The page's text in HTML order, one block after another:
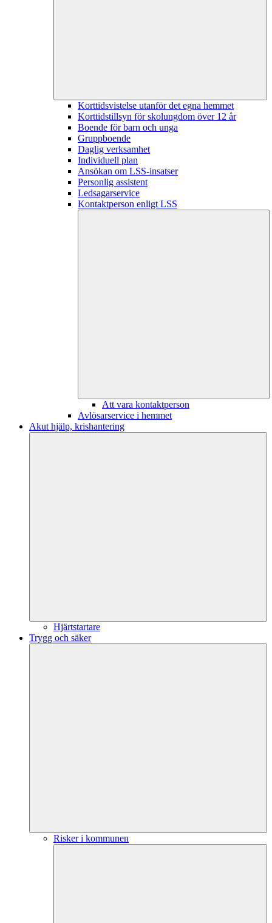
Korttidsvistelse utanför det egna hemmet
Korttidstillsyn för skolungdom över 12 år
Boende för barn och unga
Gruppboende
Daglig verksamhet
Individuell plan
Ansökan om LSS-insatser
Personlig assistent
Ledsagarservice
Kontaktperson enligt LSS
Att vara kontaktperson
Avlösarservice i hemmet
Akut hjälp, krishantering
Hjärtstartare
Trygg och säker
Risker i kommunen